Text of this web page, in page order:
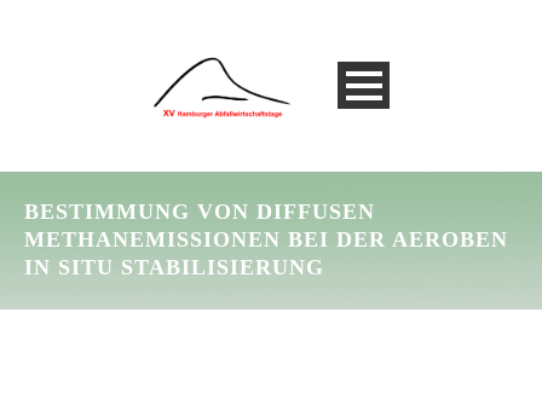
BESTIMMUNG VON DIFFUSEN
METHANEMISSIONEN BEI DER AEROBEN
IN SITU STABILISIERUNG